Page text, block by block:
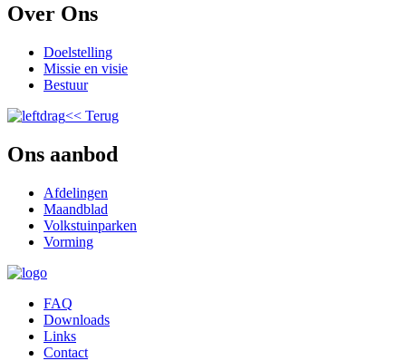
Over Ons
Doelstelling
Missie en visie
Bestuur
<< Terug
Ons aanbod
Afdelingen
Maandblad
Volkstuinparken
Vorming
FAQ
Downloads
Links
Contact